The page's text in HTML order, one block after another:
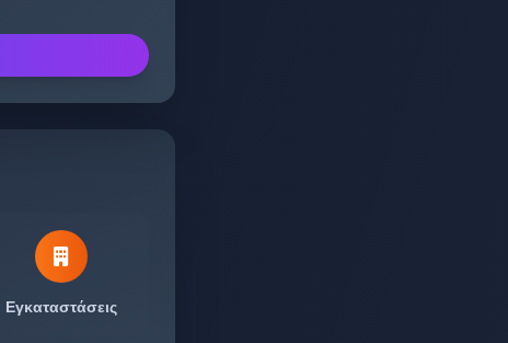
Εγκαταστάσεις